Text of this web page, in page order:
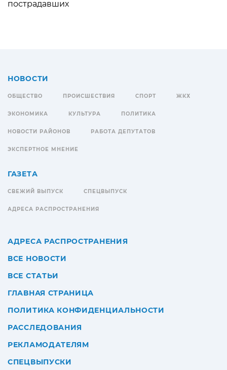
пострадавших
НОВОСТИ
ОБЩЕСТВО ПРОИСШЕСТВИЯ СПОРТ ЖКХ
ЭКОНОМИКА КУЛЬТУРА ПОЛИТИКА
НОВОСТИ РАЙОНОВ РАБОТА ДЕПУТАТОВ
ЭКСПЕРТНОЕ МНЕНИЕ
ГАЗЕТА
СВЕЖИЙ ВЫПУСК СПЕЦВЫПУСК
АДРЕСА РАСПРОСТРАНЕНИЯ
АДРЕСА РАСПРОСТРАНЕНИЯ
ВСЕ НОВОСТИ
ВСЕ СТАТЬИ
ГЛАВНАЯ СТРАНИЦА
ПОЛИТИКА КОНФИДЕНЦИАЛЬНОСТИ
РАССЛЕДОВАНИЯ
РЕКЛАМОДАТЕЛЯМ
СПЕЦВЫПУСКИ